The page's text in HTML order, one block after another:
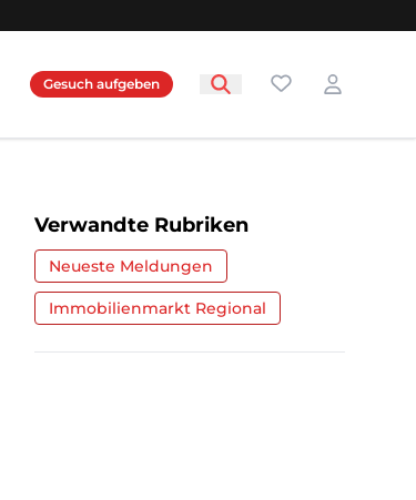
Gesuch aufgeben Favoriten
Login
Verwandte Rubriken
Neueste Meldungen
Immobilienmarkt Regional